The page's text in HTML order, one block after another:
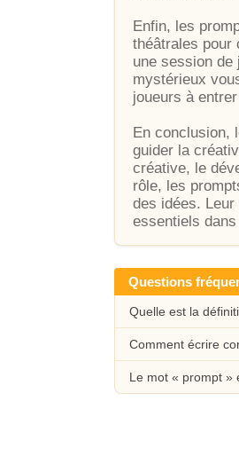
Enfin, les
théâtrales pour
une session de
mystérieux
joueurs à
En conclusion,
guider la
créative, le
rôle, les
des idées.
essentiels
Questions
Quelle est la
Comment écrire
Le mot « prompt »